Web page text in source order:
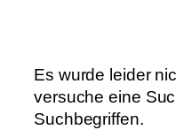
Es wurde leider
versuche eine
Suchbegriffen.